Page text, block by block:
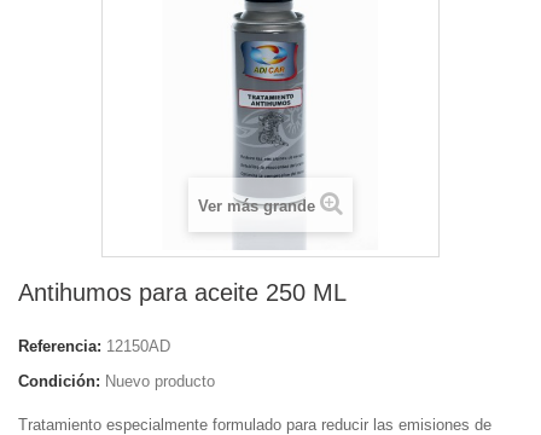
Ver más grande
Antihumos para aceite 250 ML
Referencia: 12150AD
Condición: Nuevo producto
Tratamiento especialmente formulado para reducir las emisiones de